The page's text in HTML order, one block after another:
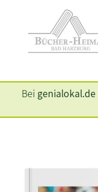
Bei genialokal.de